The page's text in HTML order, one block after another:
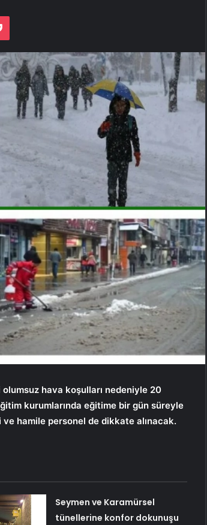
Pocket
olumsuz hava koşulları nedeniyle 20
kurumlarında eğitime bir gün süreyle
hamile personel de dikkate alınacak.
Seymen ve Karamürsel
tünellerine konfor dokunuşu